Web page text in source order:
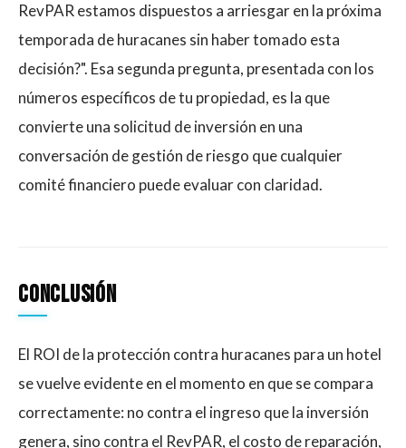
RevPAR estamos dispuestos a arriesgar en la próxima
temporada de huracanes sin haber tomado esta
decisión?". Esa segunda pregunta, presentada con los
números específicos de tu propiedad, es la que
convierte una solicitud de inversión en una
conversación de gestión de riesgo que cualquier
comité financiero puede evaluar con claridad.
Conclusión
El ROI de la protección contra huracanes para un hotel
se vuelve evidente en el momento en que se compara
correctamente: no contra el ingreso que la inversión
genera, sino contra el RevPAR, el costo de reparación,